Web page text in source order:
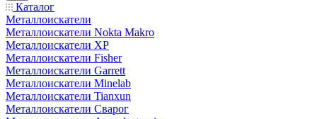
Каталог
Металлоискатели
Металлоискатели Nokta Makro
Металлоискатели XP
Металлоискатели Fisher
Металлоискатели Garrett
Металлоискатели Minelab
Металлоискатели Tianxun
Металлоискатели Сварог